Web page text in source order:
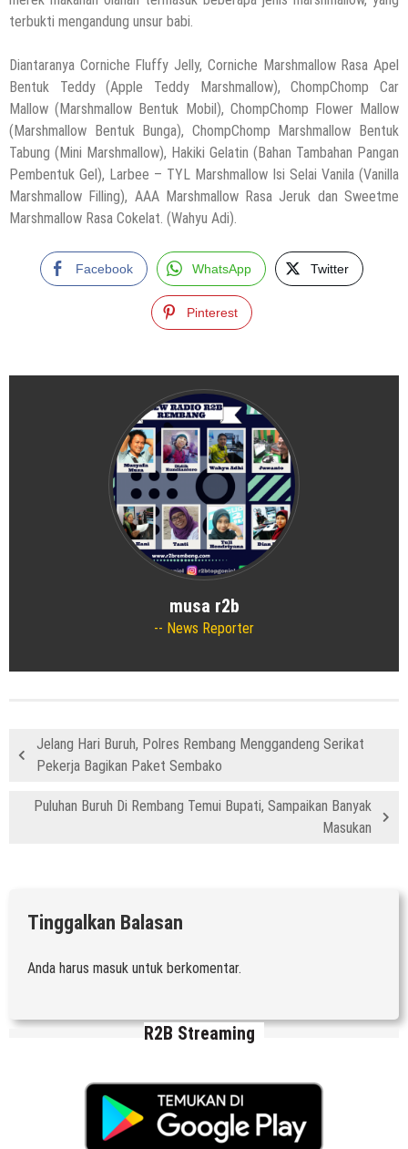
terbukti mengandung unsur babi.
Diantaranya Corniche Fluffy Jelly, Corniche Marshmallow Rasa Apel
Bentuk Teddy (Apple Teddy Marshmallow), ChompChomp Car
Mallow (Marshmallow Bentuk Mobil), ChompChomp Flower Mallow
(Marshmallow Bentuk Bunga), ChompChomp Marshmallow Bentuk
Tabung (Mini Marshmallow), Hakiki Gelatin (Bahan Tambahan Pangan
Pembentuk Gel), Larbee – TYL Marshmallow Isi Selai Vanila (Vanilla
Marshmallow Filling), AAA Marshmallow Rasa Jeruk dan Sweetme
Marshmallow Rasa Cokelat. (Wahyu Adi).
Facebook WhatsApp Twitter
Pinterest
musa r2b
News Reporter
Jelang Hari Buruh, Polres Rembang Menggandeng Serikat
Pekerja Bagikan Paket Sembako
Puluhan Buruh Di Rembang Temui Bupati, Sampaikan Banyak
Masukan
Tinggalkan Balasan
Anda harus masuk untuk berkomentar.
R2B Streaming